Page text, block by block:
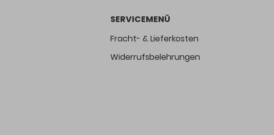
SERVICEMENÜ
Fracht- & Lieferkosten
Widerrufsbelehrungen